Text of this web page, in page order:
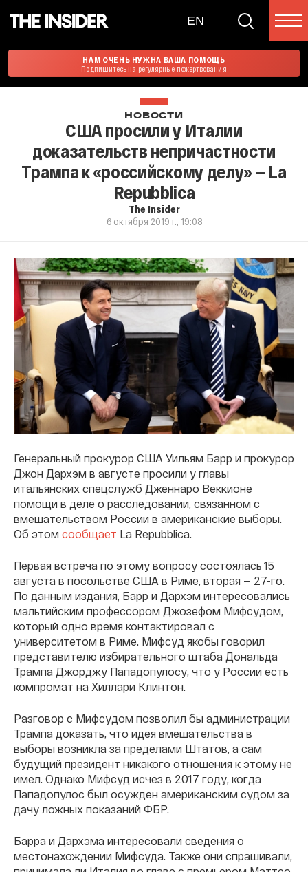
EN
НАМ ОЧЕНЬ НУЖНА ВАША ПОМОЩЬ
Подпишитесь на регулярные пожертвования
НОВОСТИ
США просили у Италии
доказательств непричастности
Трампа к «российскому делу» — La
Repubblica
The Insider
6 октября 2019 г., 19:08
Генеральный прокурор США Уильям Барр и прокурор
Джон Дархэм в августе просили у главы
итальянских спецслужб Дженнаро Веккионе
помощи в деле о расследовании, связанном с
вмешательством России в американские выборы.
Об этом сообщает La Repubblica.
Первая встреча по этому вопросу состоялась 15
августа в посольстве США в Риме, вторая — 27-го.
По данным издания, Барр и Дархэм интересовались
мальтийским профессором Джозефом Мифсудом,
который одно время контактировал с
университетом в Риме. Мифсуд якобы говорил
представителю избирательного штаба Дональда
Трампа Джорджу Пападопулосу, что у России есть
компромат на Хиллари Клинтон.
Разговор с Мифсудом позволил бы администрации
Трампа доказать, что идея вмешательства в
выборы возникла за пределами Штатов, а сам
будущий президент никакого отношения к этому не
имел. Однако Мифсуд исчез в 2017 году, когда
Пападопулос был осужден американским судом за
дачу ложных показаний ФБР.
Барра и Дархэма интересовали сведения о
местонахождении Мифсуда. Также они спрашивали,